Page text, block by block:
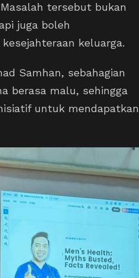
tersebut bukan
juga boleh
keluarga.
Samhan, sebahagian
berasa malu, sehingga
untuk mendapatkan